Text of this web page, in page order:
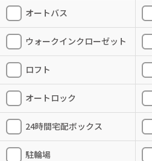
オートバス
ウォークインクローゼット
ロフト
オートロック
24時間宅配ボックス
駐輪場